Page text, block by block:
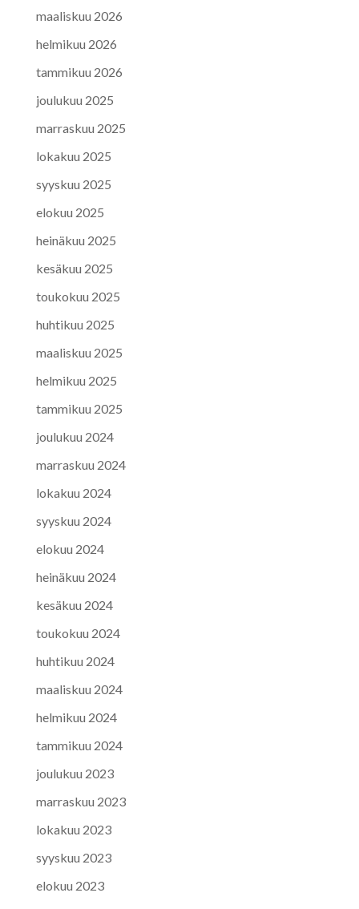
maaliskuu 2026
helmikuu 2026
tammikuu 2026
joulukuu 2025
marraskuu 2025
lokakuu 2025
syyskuu 2025
elokuu 2025
heinäkuu 2025
kesäkuu 2025
toukokuu 2025
huhtikuu 2025
maaliskuu 2025
helmikuu 2025
tammikuu 2025
joulukuu 2024
marraskuu 2024
lokakuu 2024
syyskuu 2024
elokuu 2024
heinäkuu 2024
kesäkuu 2024
toukokuu 2024
huhtikuu 2024
maaliskuu 2024
helmikuu 2024
tammikuu 2024
joulukuu 2023
marraskuu 2023
lokakuu 2023
syyskuu 2023
elokuu 2023